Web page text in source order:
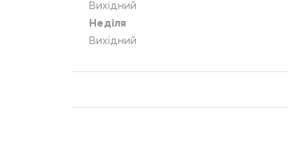
Вихідний
Неділя
Вихідний